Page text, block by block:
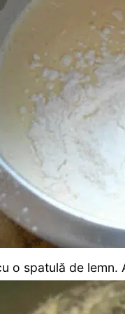
o spatulă de